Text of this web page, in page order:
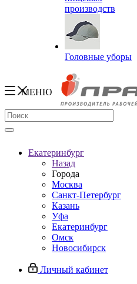
производств
Головные уборы
МЕНЮ
Екатеринбург
Назад
Города
Москва
Санкт-Петербург
Казань
Уфа
Екатеринбург
Омск
Новосибирск
Личный кабинет